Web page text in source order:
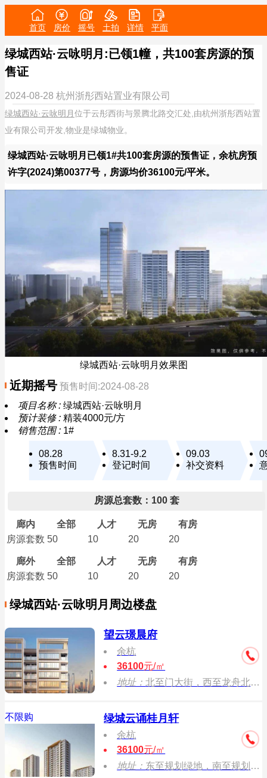
首页 房价 摇号 土拍 详情 平面
绿城西站·云咏明月:已领1幢，共100套房源的预
售证
2024-08-28 杭州浙彤西站置业有限公司
绿城西站·云咏明月位于云彤西街与景腾北路交汇处,由杭州浙彤西站置
业有限公司开发,物业是绿城物业。
绿城西站·云咏明月已领1#共100套房源的预售证，余杭房预
许字(2024)第00377号，房源均价36100元/平米。
绿城西站·云咏明月效果图
近期摇号 预售时间:2024-08-28
项目名称 : 绿城西站·云咏明月
预计装修 : 精装4000元/方
销售范围 : 1#
08.28
预售时间
8.31-9.2
登记时间
09.03
补交资料
房源总套数：100 套
廊内 全部 人才 无房
有房
房源套数 50 10 20 20
廊外 全部 人才 无房
有房
房源套数 50 10 20 20
绿城西站·云咏明月周边楼盘
望云璟晨府
余杭
36100元/㎡
地址：北至门大街，西至龙舟北路，东至承继 路，南至后村桥港
不限购 绿城云诵桂月轩
余杭
36100元/㎡
地址： 东至规划绿地，南至规划盐铁塘街，西 至景腾北路，北至规划道路